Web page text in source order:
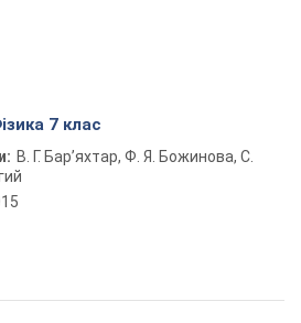
7 клас
В. Г. Бар’яхтар, Ф. Я. Божинова, С.